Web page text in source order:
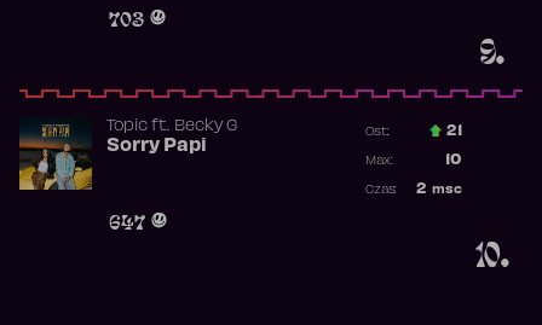
9.
703
10.
Topicft. Becky G
Sorry Papi
647
Ost.: 21
10
Max:
2 msc
Czas: